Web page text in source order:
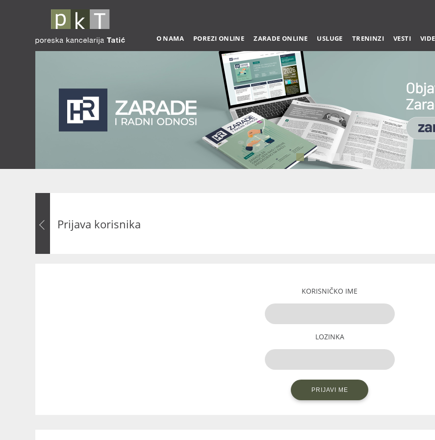
O NAMA POREZI ONLINE ZARADE ONLINE USLUGE TRENINZI VESTI
Prijava korisnika
KORISNIČKO IME
LOZINKA